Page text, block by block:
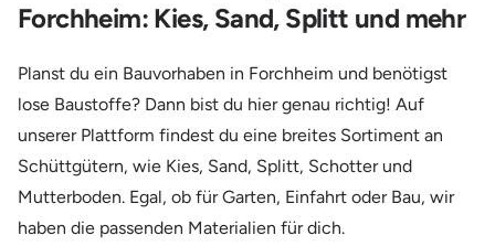
Forchheim: Kies, Sand, Splitt und mehr
Planst du ein Bauvorhaben in Forchheim und benötigst
lose Baustoffe? Dann bist du hier genau richtig! Auf
unserer Plattform findest du eine breites Sortiment an
Schüttgütern, wie Kies, Sand, Splitt, Schotter und
Mutterboden. Egal, ob für Garten, Einfahrt oder Bau, wir
haben die passenden Materialien für dich.